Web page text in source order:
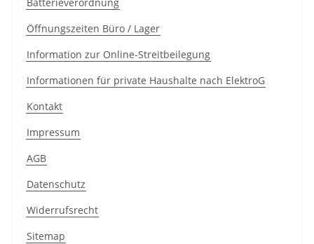
Öffnungszeiten Büro / Lager
Information zur Online-Streitbeilegung
Informationen für private Haushalte nach ElektroG
Kontakt
Impressum
AGB
Datenschutz
Widerrufsrecht
Sitemap